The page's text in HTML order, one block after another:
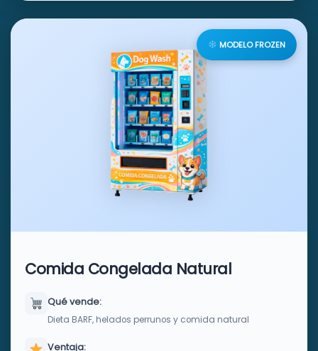
MODELO FROZEN
Comida Congelada Natural
Qué vende:
Dieta BARF, helados perrunos y comida natural
Ventaja: